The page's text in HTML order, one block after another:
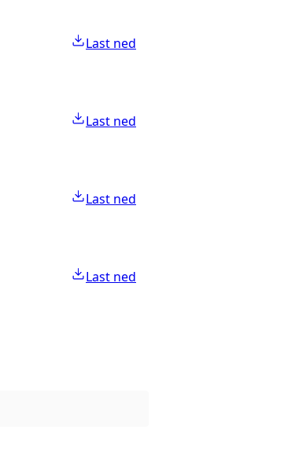
Last ned
Last ned
Last ned
Last ned